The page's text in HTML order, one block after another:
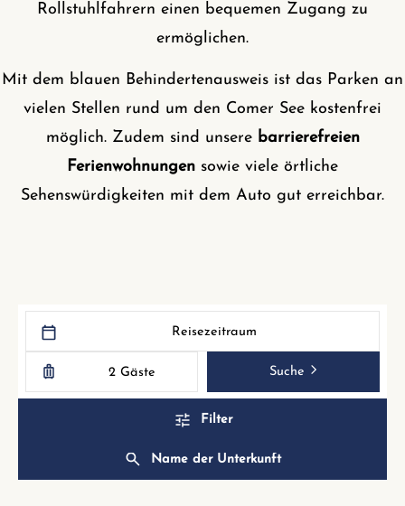
Rollstuhlfahrern einen bequemen Zugang zu
ermöglichen.
Mit dem blauen Behindertenausweis ist das Parken an
vielen Stellen rund um den Comer See kostenfrei
möglich. Zudem sind unsere barrierefreien
Ferienwohnungen sowie viele örtliche
Sehenswürdigkeiten mit dem Auto gut erreichbar.
Reisezeitraum
2 Gäste Suche
Filter
Name der Unterkunft